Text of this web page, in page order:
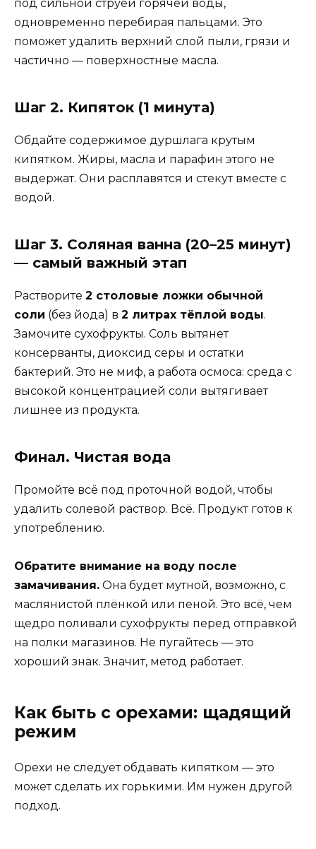
под сильной струёй горячей воды,
одновременно перебирая пальцами. Это
поможет удалить верхний слой пыли, грязи и
частично — поверхностные масла.
Шаг 2. Кипяток (1 минута)
Обдайте содержимое дуршлага крутым
кипятком. Жиры, масла и парафин этого не
выдержат. Они расплавятся и стекут вместе с
водой.
Шаг 3. Соляная ванна (20–25 минут)
— самый важный этап
Растворите 2 столовые ложки обычной
соли (без йода) в 2 литрах тёплой воды.
Замочите сухофрукты. Соль вытянет
консерванты, диоксид серы и остатки
бактерий. Это не миф, а работа осмоса: среда с
высокой концентрацией соли вытягивает
лишнее из продукта.
Финал. Чистая вода
Промойте всё под проточной водой, чтобы
удалить солевой раствор. Всё. Продукт готов к
употреблению.
Обратите внимание на воду после
замачивания. Она будет мутной, возможно, с
маслянистой плёнкой или пеной. Это всё, чем
щедро поливали сухофрукты перед отправкой
на полки магазинов. Не пугайтесь — это
хороший знак. Значит, метод работает.
Как быть с орехами: щадящий
режим
Орехи не следует обдавать кипятком — это
может сделать их горькими. Им нужен другой
подход.